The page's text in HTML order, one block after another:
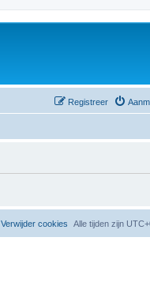
Registreer
Alle tijden zijn
Verwijder cookies